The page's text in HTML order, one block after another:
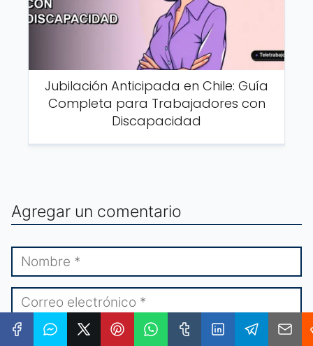
Jubilación Anticipada en Chile: Guía
Completa para Trabajadores con
Discapacidad
Agregar un comentario